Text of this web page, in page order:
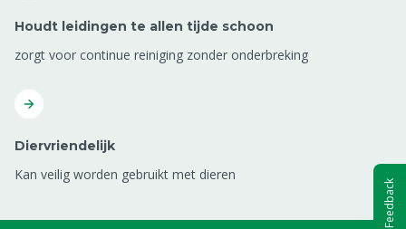
Houdt leidingen te allen tijde schoon
zorgt voor continue reiniging zonder onderbreking
Diervriendelijk
Kan veilig worden gebruikt met dieren
Feedback